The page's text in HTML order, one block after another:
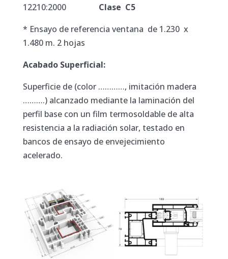
12210:2000 Clase C5
* Ensayo de referencia ventana de 1.230 x
1.480 m. 2 hojas
Acabado Superficial:
Superficie de (color …………, imitación madera
……….) alcanzado mediante la laminación del
perfil base con un film termosoldable de alta
resistencia a la radiación solar, testado en
bancos de ensayo de envejecimiento
acelerado.